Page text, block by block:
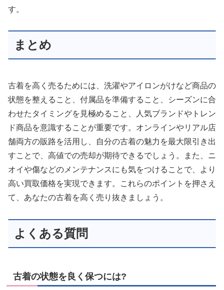
す。
まとめ
古着を高く売るためには、洗濯やアイロンがけなど商品の
状態を整えること、付属品を準備すること、シーズンに合
わせたタイミングを見極めること、人気ブランドやトレン
ド商品を意識することが重要です。オンラインやリアル店
舗両方の販路を活用し、自分の古着の魅力を最大限引き出
すことで、高値での売却が期待できるでしょう。また、ニ
オイや傷などのメンテナンスにも気をつけることで、より
高い買取価格を実現できます。これらのポイントを押さえ
て、あなたの古着を高く売り抜きましょう。
よくある質問
古着の状態を良く保つには?